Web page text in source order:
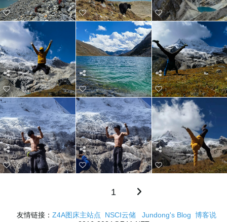
1
友情链接： Z4A图床主站点 NSCI云储 Jundong's Blog 博客说